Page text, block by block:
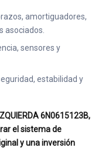
amortiguadores,
asociados.
sensores y
estabilidad y
6N0615123B,
el sistema de
y una inversión